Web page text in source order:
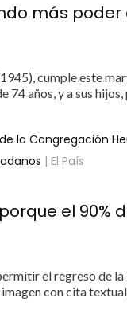
más poder
cumple este
años, y a sus
la Congregación
| El País
el
el regreso de
con cita